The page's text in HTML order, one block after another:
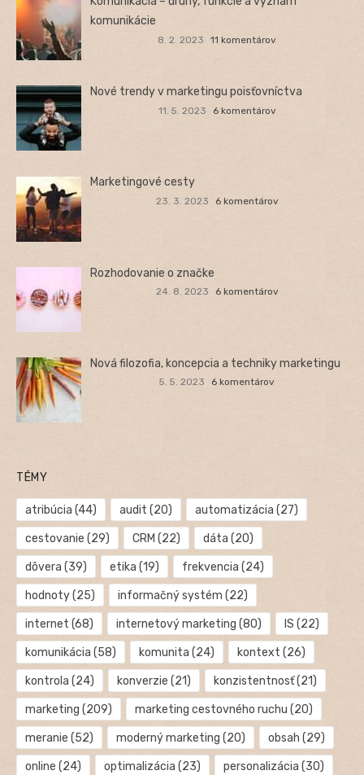
komunikácie
8. 2. 2023 11 komentárov
Nové trendy v marketingu poisťovníctva
11. 5. 2023 6 komentárov
Marketingové cesty
23. 3. 2023 6 komentárov
Rozhodovanie o značke
24. 8. 2023 6 komentárov
Nová filozofia, koncepcia a techniky marketingu
5. 5. 2023 6 komentárov
TÉMY
atribúcia (44) audit (20) automatizácia (27)
cestovanie (29) CRM (22) dáta (20)
dôvera (39) etika (19) frekvencia (24)
hodnoty(25) informačný systém (22)
internet (68) internetový marketing (80) IS (22)
komunikácia (58) komunita (24) kontext (26)
kontrola (24) konverzie (21) konzistentnosť(21)
marketing (209) marketing cestovného ruchu (20)
meranie (52) moderný marketing (20) obsah (29)
online (24) optimalizácia (23) personalizácia (30)